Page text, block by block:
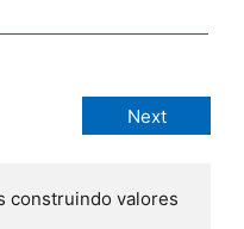
construindo valores